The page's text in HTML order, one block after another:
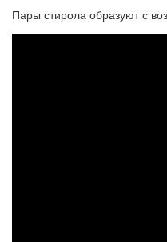
Пары стирола образуют с